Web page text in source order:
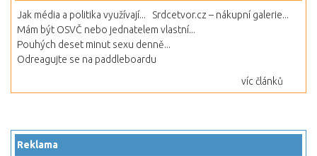
Jak média a politika využívají...
Srdcetvor.cz – nákupní galerie...
Mám být OSVČ nebo jednatelem vlastní...
Pouhých deset minut sexu denně...
Odreagujte se na paddleboardu
víc článků
Reklama